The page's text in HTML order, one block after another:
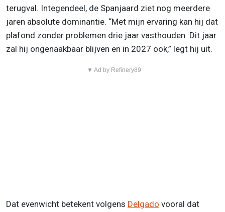
terugval. Integendeel, de Spanjaard ziet nog meerdere
jaren absolute dominantie. “Met mijn ervaring kan hij dat
plafond zonder problemen drie jaar vasthouden. Dit jaar
zal hij ongenaakbaar blijven en in 2027 ook,” legt hij uit.
▼ Ad by Refinery89
Dat evenwicht betekent volgens Delgado vooral dat